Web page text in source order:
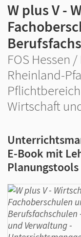
W plus V -
FOS Hessen
Rheinland-
Wirtschaft
E-Book mit
Planungstools